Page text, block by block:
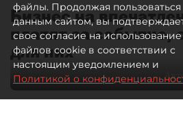
Бизнес на
платят за событие,
для них
файлы. Продолжая пользоваться
данным сайтом, вы
свое согласие на использование
файлов cookie в соответствии с
настоящим уведомлением и
Политикой о